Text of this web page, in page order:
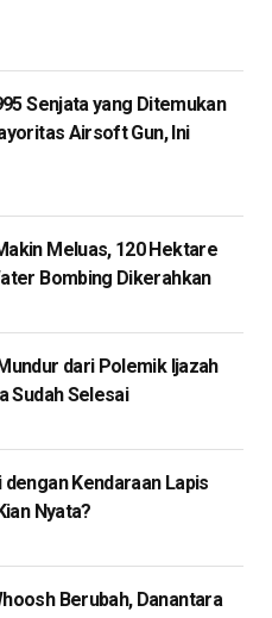
Senjata yang Ditemukan
Airsoft Gun, Ini
Meluas, 120 Hektare
Bombing Dikerahkan
dari Polemik Ijazah
Sudah Selesai
Kendaraan Lapis
Nyata?
Berubah, Danantara